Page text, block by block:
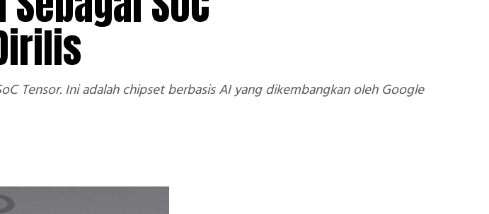
Tensor. Ini adalah chipset berbasis AI yang dikembangkan oleh Google